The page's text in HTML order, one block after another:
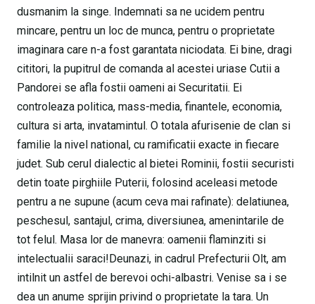
dusmanim la singe. Indemnati sa ne ucidem pentru
mincare, pentru un loc de munca, pentru o proprietate
imaginara care n-a fost garantata niciodata. Ei bine, dragi
cititori, la pupitrul de comanda al acestei uriase Cutii a
Pandorei se afla fostii oameni ai Securitatii. Ei
controleaza politica, mass-media, finantele, economia,
cultura si arta, invatamintul. O totala afurisenie de clan si
familie la nivel national, cu ramificatii exacte in fiecare
judet. Sub cerul dialectic al bietei Rominii, fostii securisti
detin toate pirghiile Puterii, folosind aceleasi metode
pentru a ne supune (acum ceva mai rafinate): delatiunea,
peschesul, santajul, crima, diversiunea, amenintarile de
tot felul. Masa lor de manevra: oamenii flaminziti si
intelectualii saraci!Deunazi, in cadrul Prefecturii Olt, am
intilnit un astfel de berevoi ochi-albastri. Venise sa i se
dea un anume sprijin privind o proprietate la tara. Un